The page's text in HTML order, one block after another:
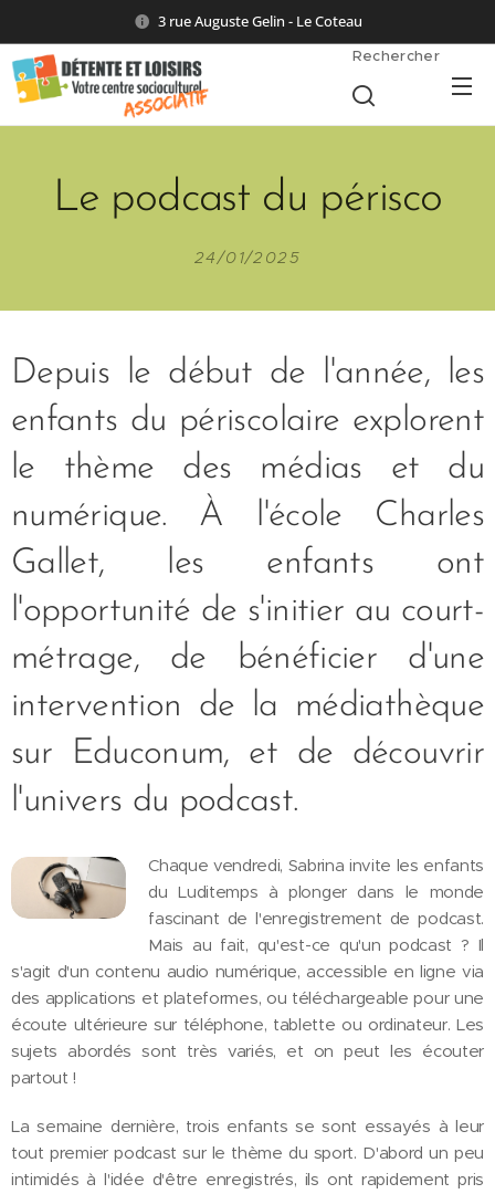
3 rue Auguste Gelin - Le Coteau
Rechercher
Le podcast du périsco
24/01/2025
Depuis le début de l'année, les
enfants du périscolaire explorent
le thème des médias et du
numérique. À l'école Charles
Gallet, les enfants ont
l'opportunité de s'initier au court-
métrage, de bénéficier d'une
intervention de la médiathèque
sur Educonum, et de découvrir
l'univers du podcast.
Chaque vendredi, Sabrina invite les enfants
du Luditemps à plonger dans le monde
fascinant de l'enregistrement de podcast.
Mais au fait, qu'est-ce qu'un podcast ? Il
s'agit d'un contenu audio numérique, accessible en ligne via
des applications et plateformes, ou téléchargeable pour une
écoute ultérieure sur téléphone, tablette ou ordinateur. Les
sujets abordés sont très variés, et on peut les écouter
partout !
La semaine dernière, trois enfants se sont essayés à leur
tout premier podcast sur le thème du sport. D'abord un peu
intimidés à l'idée d'être enregistrés, ils ont rapidement pris